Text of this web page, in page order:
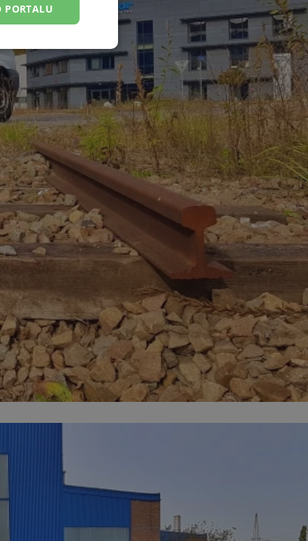
PORTALU
użytkownika i
sesji.
sesji.
sesji.
usługę Cookie-
na pliki cookie.
Cookie-
ludzi i
internetowej,
raportów
internetowej.
z witryny.
przestrzeganie
użytkownik nie